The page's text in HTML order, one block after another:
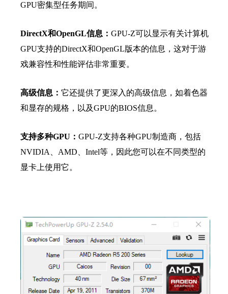
GPU密集型任务期间。
DirectX和OpenGL信息： GPU-Z可以显示有关计算机
GPU支持的DirectX和OpenGL版本的信息，这对于游
戏兼容性和性能评估非常重要。
高级信息： 它还提供了更深入的高级信息，如着色器
和显存的规格，以及GPU的BIOS信息。
支持多种GPU： GPU-Z支持各种GPU制造商，包括
NVIDIA、AMD、Intel等，因此您可以在不同类型的
显卡上使用它。